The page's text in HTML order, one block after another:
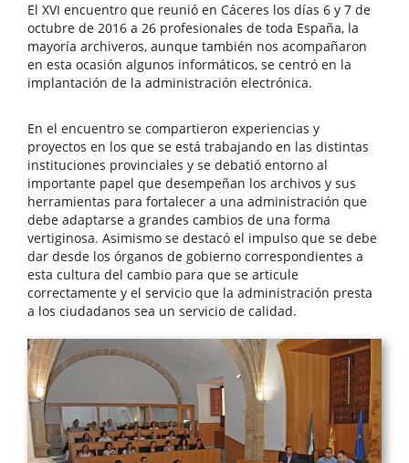
El XVI encuentro que reunió en Cáceres los días 6 y 7 de
octubre de 2016 a 26 profesionales de toda España, la
mayoría archiveros, aunque también nos acompañaron
en esta ocasión algunos informáticos, se centró en la
implantación de la administración electrónica.
En el encuentro se compartieron experiencias y
proyectos en los que se está trabajando en las distintas
instituciones provinciales y se debatió entorno al
importante papel que desempeñan los archivos y sus
herramientas para fortalecer a una administración que
debe adaptarse a grandes cambios de una forma
vertiginosa. Asimismo se destacó el impulso que se debe
dar desde los órganos de gobierno correspondientes a
esta cultura del cambio para que se articule
correctamente y el servicio que la administración presta
a los ciudadanos sea un servicio de calidad.